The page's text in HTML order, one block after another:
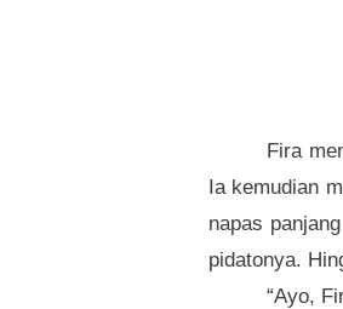
Fira
Ia kemudian
napas
pidatonya.
“Ayo,